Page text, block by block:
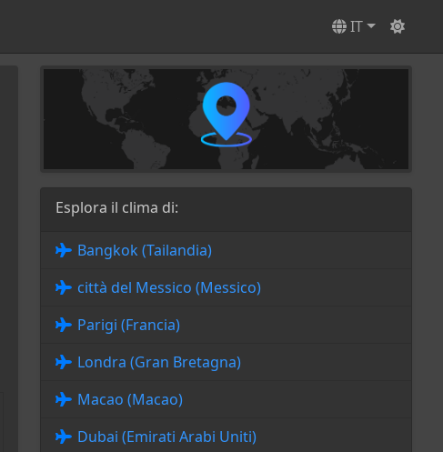
IT
Esplora il clima di:
Bangkok (Tailandia)
città del Messico (Messico)
Parigi (Francia)
Londra (Gran Bretagna)
Macao (Macao)
Dubai (Emirati Arabi Uniti)